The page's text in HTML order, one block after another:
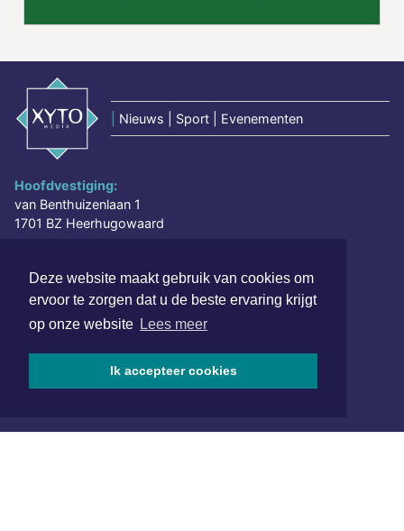
Deze website maakt gebruik van cookies om
ervoor te zorgen dat u de beste ervaring krijgt
op onze website Lees meer
Ik accepteer cookies
Nieuws | Sport | Evenementen
Hoofdvestiging:
van Benthuizenlaan 1
1701 BZ Heerhugowaard
redactie@xyto.nl
www.xyto.nl